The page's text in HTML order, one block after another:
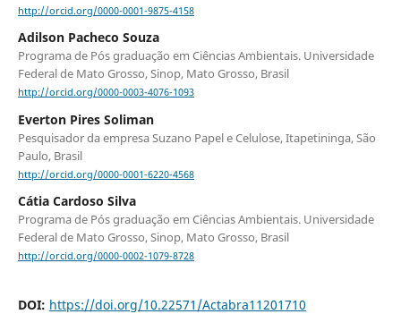
http://orcid.org/0000-0001-9875-4158
Adilson Pacheco Souza
Programa de Pós graduação em Ciências Ambientais. Universidade
Federal de Mato Grosso, Sinop, Mato Grosso, Brasil
http://orcid.org/0000-0003-4076-1093
Everton Pires Soliman
Pesquisador da empresa Suzano Papel e Celulose, Itapetininga, São
Paulo, Brasil
http://orcid.org/0000-0001-6220-4568
Cátia Cardoso Silva
Programa de Pós graduação em Ciências Ambientais. Universidade
Federal de Mato Grosso, Sinop, Mato Grosso, Brasil
http://orcid.org/0000-0002-1079-8728
DOI: https://doi.org/10.22571/Actabra11201710